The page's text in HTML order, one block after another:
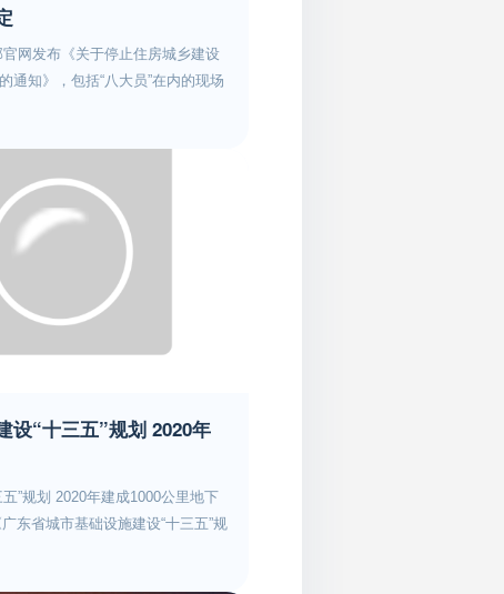
网发布《关于停止住房城乡建设
通知》，包括“八大员”在内的现场
员”为例，是在《国家职业资格目
通知》，对此予以明确。1、《国
建设行业相关职业（工种）人
省级住房和城乡建设主管部门加
协调，积极争取财政资金补助，
补贴，也就是政府购买服务。3、
相结合，分级分类开展评价。4、
定工作领导小组，负责总体实施
职业技能鉴定站点。7、职业技能
理和诚信评价。住房和城乡建设
人员技能水平和职业道德水平，
设行业健康发展，按照《中共中
《国务院关于推行终身职业技能
设“十三五”规划 2020年
”规划 2020年建成1000公里地下
省城市基础设施建设“十三五”规
三五”重点专项规划编制目录及工